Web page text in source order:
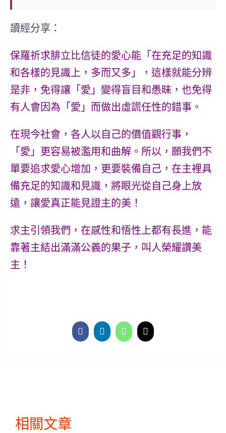
讀經分享：
保羅祈求腓立比信徒的愛心能「在充足的知識
和各樣的見識 上，多而又多」，這樣就能分辨
是非，免得讓「愛」變得盲目和愚昧，也免得
有人會因為「愛」而做出虛謊任性的錯事。
在現今社會，各人以自己的價值觀行事，
「愛」更容易被濫用和曲解。所以，願我們不
單要追求愛心增加，更要裝備自己，在主裡具
備充足的知識和見識，將眼光從自己身上放
遠，讓愛真正能見證主的美！
求主引領我們，在感性和悟性上都有長進，能
靠著主結出滿滿公義的果子，叫人榮耀讚美
主！
相關文章